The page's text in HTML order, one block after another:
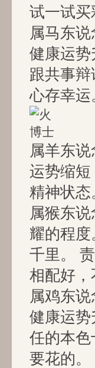
试一试买
属马东
健康运
跟共事
心存幸运
属羊东
运势缩
精神状
属猴东
耀的程
千里。
相配好，
属鸡东
健康运
任的本
要花的。